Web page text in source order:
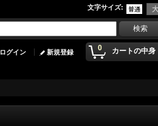
文字サイズ:
0 カートの中身
ログイン 新規登録